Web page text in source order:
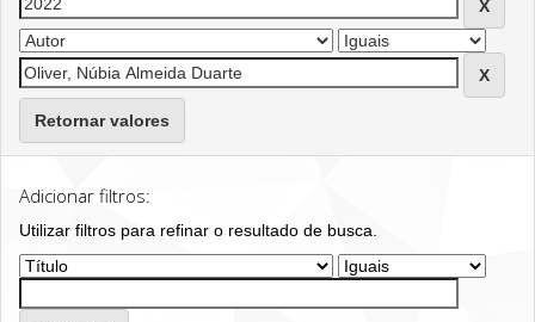
Retornar valores
Adicionar filtros:
Utilizar filtros para refinar o resultado de busca.